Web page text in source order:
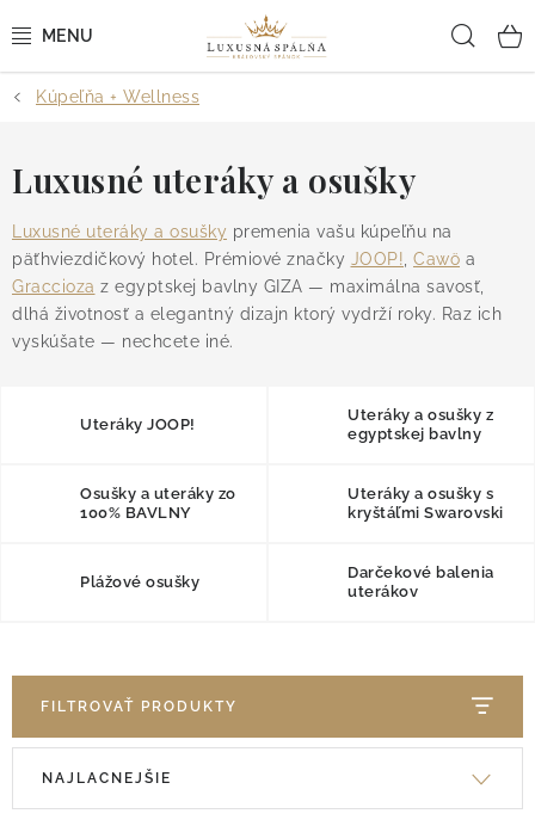
na
POSTEĽNÉ OBLIEČKY
POSTEĽNÉ PLACHTY
PREHOZY A PAPLÓNY
VANKÚŠE A OBLIEČKY
BYTOVÝ TEXTIL
Obchodné podmienky
Kúpeľňa + Wellness
Luxusné uteráky a osušky
Luxusné uteráky a osušky premenia vašu kúpeľňu na
päťhviezdičkový hotel. Prémiové značky JOOP! Cawö a
Graccioza z egyptskej bavlny GIZA — maximálna savosť,
dlhá životnosť a elegantný dizajn ktorý vydrží roky. Raz ich
vyskúšate — nechcete iné.
Uteráky JOOP!
Uteráky a osušky z
egyptskej bavlny
Osušky a uteráky zo
100% BAVLNY
Uteráky a osušky s
kryštáľmi Swarovski
Plážové osušky
Darčekové balenia
uterákov
FILTROVAŤ PRODUKTY
ý
NAJLACNEJŠIE